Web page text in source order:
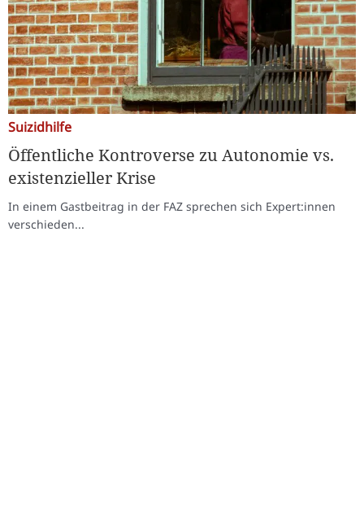
Suizidhilfe
Öffentliche Kontroverse zu Autonomie vs.
existenzieller Krise
In einem Gastbeitrag in der FAZ sprechen sich Expert:innen
verschieden...